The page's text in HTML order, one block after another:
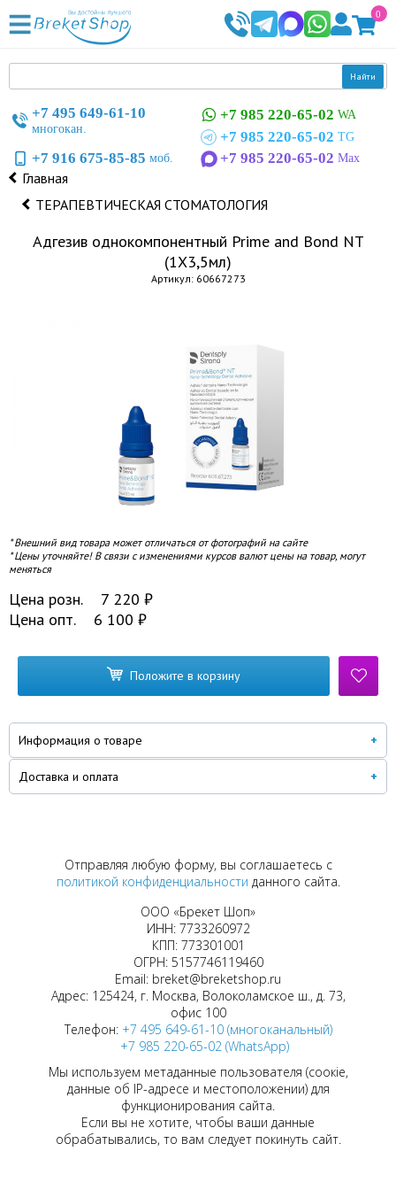
0
Найти
+7 495 649-61-10
многокан.
+7 916 675-85-85 моб.
+7 985 220-65-02 WA
+7 985 220-65-02 TG
+7 985 220-65-02 Max
Главная
ТЕРАПЕВТИЧЕСКАЯ СТОМАТОЛОГИЯ
Адгезив однокомпонентный Prime and Bond NT
(1Х3,5мл)
Артикул: 60667273
* Внешний вид товара может отличаться от фотографий на сайте
* Цены уточняйте! В связи с изменениями курсов валют цены на товар, могут
меняться
Цена розн. 7 220 ₽
Цена опт.
6 100 ₽
Положите в корзину
Информация о товаре
Доставка и оплата
Отправляя любую форму, вы соглашаетесь с
политикой конфиденциальности данного сайта.
ООО «Брекет Шоп»
ИНН: 7733260972
КПП: 773301001
ОГРН: 5157746119460
Email: breket@breketshop.ru
Адрес: 125424, г. Москва, Волоколамское ш., д. 73,
офис 100
Телефон: +7 495 649-61-10 (многоканальный)
+7 985 220-65-02 (WhatsApp)
Мы используем метаданные пользователя (соокіе,
данные об IP-адресе и местоположении) для
функционирования сайта.
Если вы не хотите, чтобы ваши данные
обрабатывались, то вам следует покинуть сайт.